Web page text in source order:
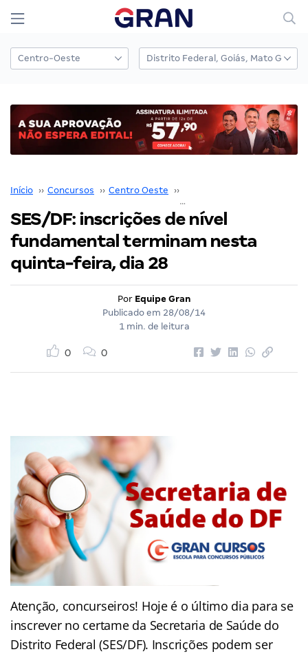
Início ›› Concursos ›› Centro Oeste ››
SES/DF: inscrições de nível
fundamental terminam nesta
quinta-feira, dia 28
Por Equipe Gran
Publicado em 28/08/14
1 min. de leitura
0 0
Atenção, concurseiros! Hoje é o último dia para se
inscrever no certame da Secretaria de Saúde do
Distrito Federal (SES/DF). Inscrições podem ser